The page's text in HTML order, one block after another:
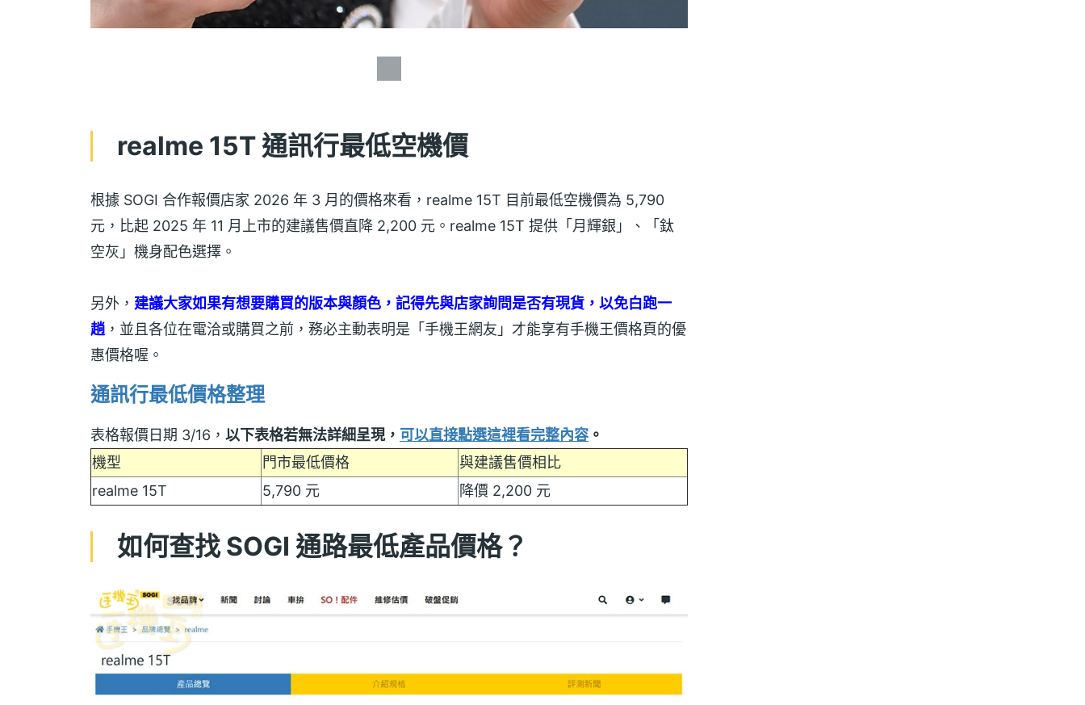
realme 15T 通訊行最低空機價
根據 SOGI 合作報價店家 2026 年 3 月的價格來看，realme 15T 目前最低空機價為 5,790
元，比起 2025 年 11 月上市的建議售價直降 2,200 元。realme 15T 提供「月輝銀」、「鈦
空灰」機身配色選擇。
另外， 建議大家如果有想要購買的版本與顏色，記得先與店家詢問是否有現貨，以免白跑一
趟 ，並且各位在電洽或購買之前，務必主動表明是「手機王網友」才能享有手機王價格頁的優
惠價格喔。
通訊行最低價格整理
表格報價日期 3/16， 以下表格若無法詳細呈現， 可以直接點選這裡看完整內容 。
機型
門市最低價格
與建議售價相比
realme 15T
5,790 元 降價 2,200 元
如何查找 SOGI 通路最低產品價格？